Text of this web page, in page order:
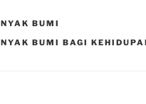
BUMI
BUMI BAGI